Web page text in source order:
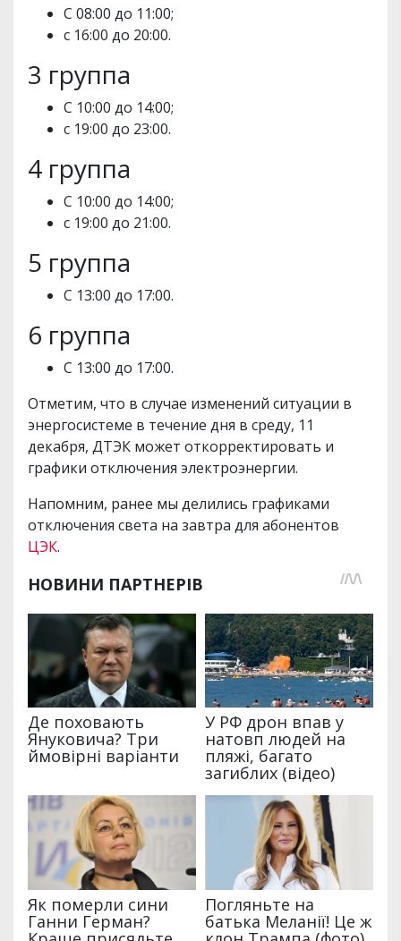
С 08:00 до 11:00;
с 16:00 до 20:00.
3 группа
С 10:00 до 14:00;
с 19:00 до 23:00.
4 группа
С 10:00 до 14:00;
с 19:00 до 21:00.
5 группа
С 13:00 до 17:00.
6 группа
С 13:00 до 17:00.
Отметим, что в случае изменений ситуации в
энергосистеме в течение дня в среду, 11
декабря, ДТЭК может откорректировать и
графики отключения электроэнергии.
Напомним, ранее мы делились графиками
отключения света на завтра для абонентов
ЦЭК.